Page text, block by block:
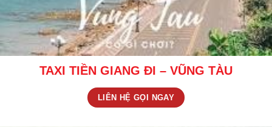
TAXI TIỀN GIANG ĐI – VŨNG TÀU
LIÊN HỆ GỌI NGAY